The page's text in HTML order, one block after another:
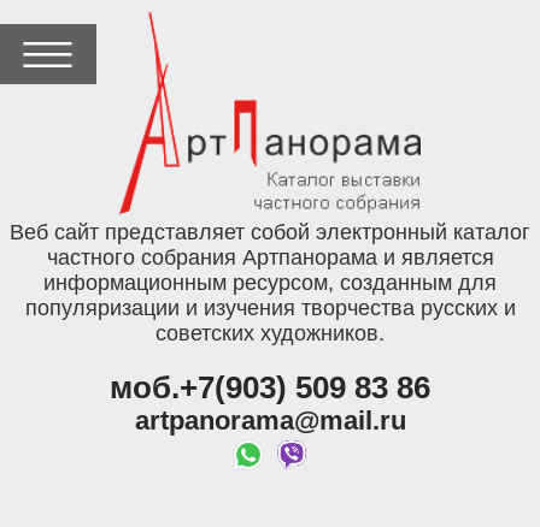
Веб сайт представляет собой электронный каталог
частного собрания Артпанорама и является
информационным ресурсом, созданным для
популяризации и изучения творчества русских и
советских художников.
моб.+7(903) 509 83 86
artpanorama@mail.ru